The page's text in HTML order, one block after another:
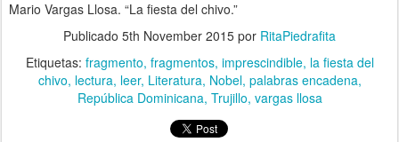
Mario Vargas Llosa. “La fiesta del chivo.”
Publicado 5th November 2015 por RitaPiedrafita
Etiquetas: fragmento fragmentos imprescindible la fiesta del
chivo lectura leer Literatura Nobel palabras encadena
República Dominicana Trujillo vargas llosa